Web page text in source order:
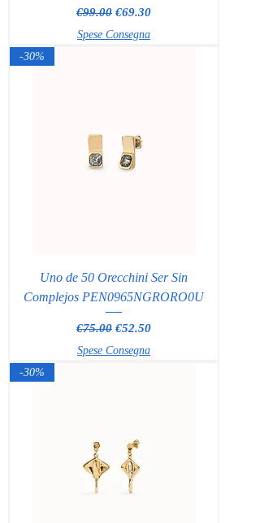
Regular Price
€99.00 Sale Price
€69.30
Spese Consegna
-30%
Uno de 50 Orecchini Ser Sin
Complejos PEN0965NGRORO0U
Regular Price
€75.00 Sale Price
€52.50
Spese Consegna
-30%